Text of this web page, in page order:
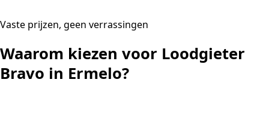
Vaste prijzen, geen verrassingen
Waarom kiezen voor Loodgieter
Bravo in Ermelo?